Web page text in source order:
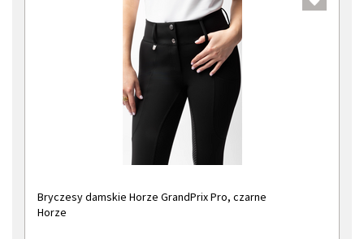
Bryczesy damskie Horze GrandPrix Pro, czarne
Horze